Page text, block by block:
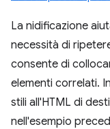
La nidificazione
necessità di
consente di
elementi correlati.
stili all'HTML di
nell'esempio